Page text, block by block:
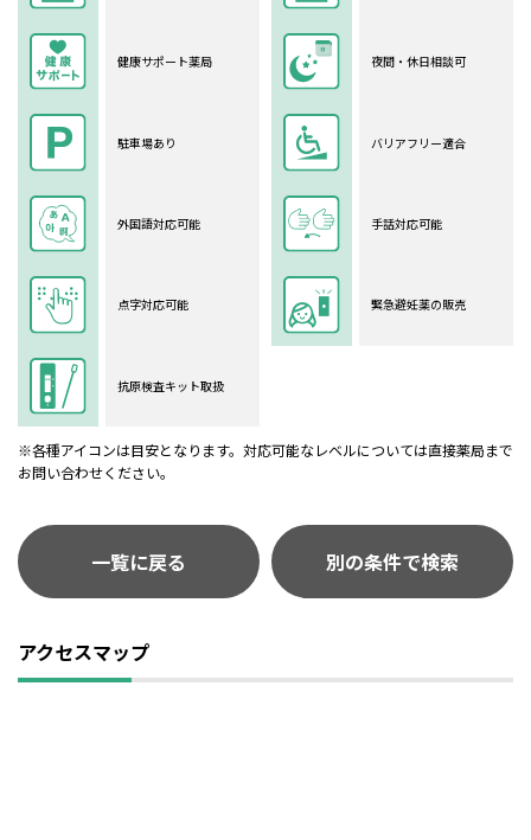
健康サポート薬局 夜間・休日相談可
駐車場あり バリアフリー適合
外国語対応可能 手話対応可能
点字対応可能 緊急避妊薬の販売
抗原検査キット取扱
※各種アイコンは目安となります。対応可能なレベルについては直接薬局まで
お問い合わせください。
一覧に戻る 別の条件で検索
アクセスマップ